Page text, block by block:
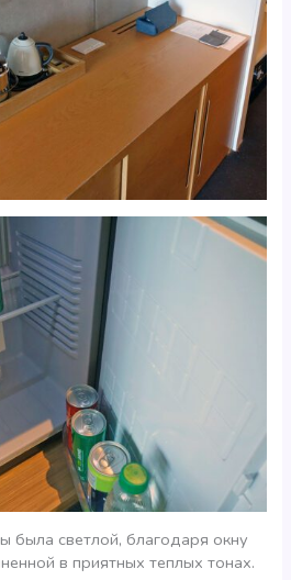
была светлой, благодаря окну
в приятных теплых тонах.